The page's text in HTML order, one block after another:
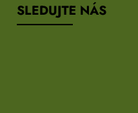
SLEDUJTE NÁS